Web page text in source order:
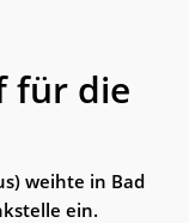
für die
weihte in Bad
ein.